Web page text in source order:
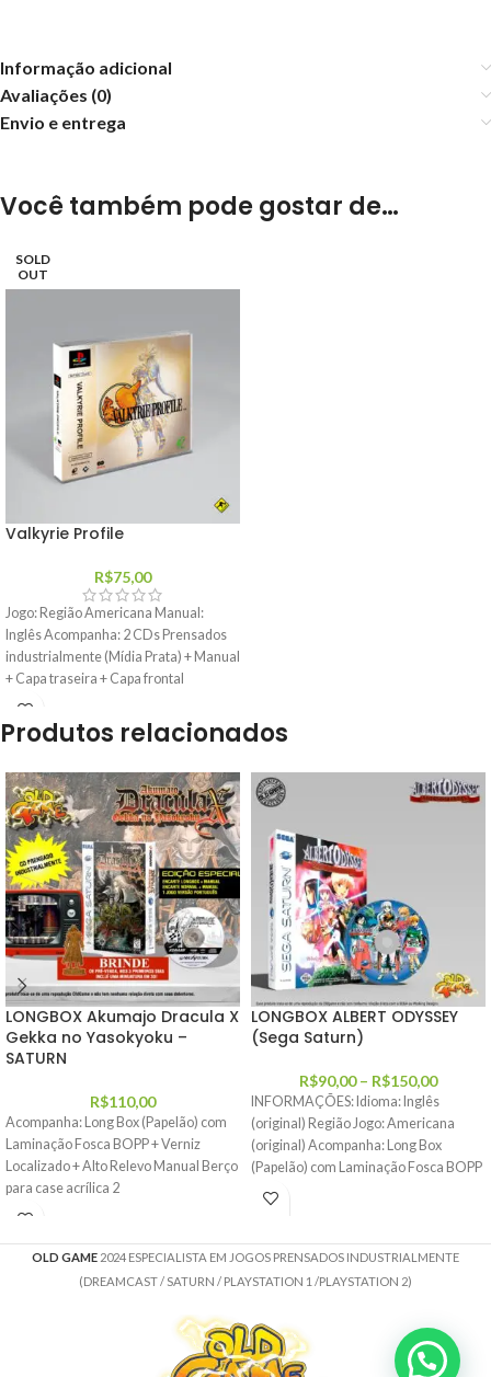
Informação adicional
Avaliações (0)
Envio e entrega
Você também pode gostar de…
SOLD
OUT
Valkyrie Profile
R$75,00
Jogo: Região Americana Manual:
Inglês Acompanha: 2 CDs Prensados
industrialmente (Mídia Prata) + Manual
+ Capa traseira + Capa frontal
Produtos relacionados
LONGBOX Akumajo Dracula X
Gekka no Yasokyoku –
SATURN
R$110,00
Acompanha: Long Box (Papelão) com
Laminação Fosca BOPP + Verniz
Localizado + Alto Relevo Manual Berço
para case acrílica 2
LONGBOX ALBERT ODYSSEY
(Sega Saturn)
R$90,00 – R$150,00
INFORMAÇÕES: Idioma: Inglês
(original) Região Jogo: Americana
(original) Acompanha: Long Box
(Papelão) com Laminação Fosca BOPP
+ Verniz Localizado +
OLD GAME 2024 ESPECIALISTA EM JOGOS PRENSADOS INDUSTRIALMENTE
(DREAMCAST / SATURN / PLAYSTATION 1 /PLAYSTATION 2)